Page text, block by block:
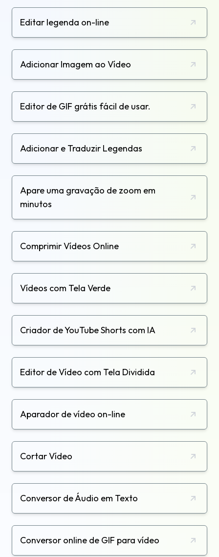
Editar legenda on-line
Adicionar Imagem ao Vídeo
Editor de GIF grátis fácil de usar.
Adicionar e Traduzir Legendas
Apare uma gravação de zoom em
minutos
Comprimir Vídeos Online
Vídeos com Tela Verde
Criador de YouTube Shorts com IA
Editor de Vídeo com Tela Dividida
Aparador de vídeo on-line
Cortar Vídeo
Conversor de Áudio em Texto
Conversor online de GIF para vídeo